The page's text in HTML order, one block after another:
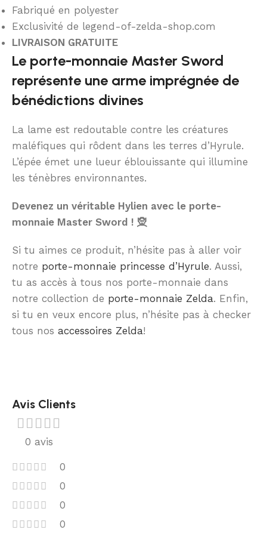
Fabriqué en polyester
Exclusivité de legend-of-zelda-shop.com
LIVRAISON GRATUITE
Le porte-monnaie Master Sword
représente une arme imprégnée de
bénédictions divines
La lame est redoutable contre les créatures
maléfiques qui rôdent dans les terres d’Hyrule.
L’épée émet une lueur éblouissante qui illumine
les ténèbres environnantes.
Devenez un véritable Hylien avec le porte-
monnaie Master Sword ! 🧝
Si tu aimes ce produit, n’hésite pas à aller voir
notre porte-monnaie princesse d’Hyrule. Aussi,
tu as accès à tous nos porte-monnaie dans
notre collection de porte-monnaie Zelda. Enfin,
si tu en veux encore plus, n’hésite pas à checker
tous nos accessoires Zelda!
Avis Clients
0 avis
0
0
0
0